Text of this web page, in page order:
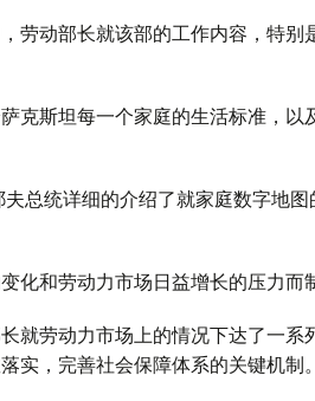
劳动部长就该部的工作内容，特别
克斯坦每一个家庭的生活标准，
总统详细的介绍了就家庭数字地
化和劳动力市场日益增长的压力而
就劳动力市场上的情况下达了一
实，完善社会保障体系的关键机制。